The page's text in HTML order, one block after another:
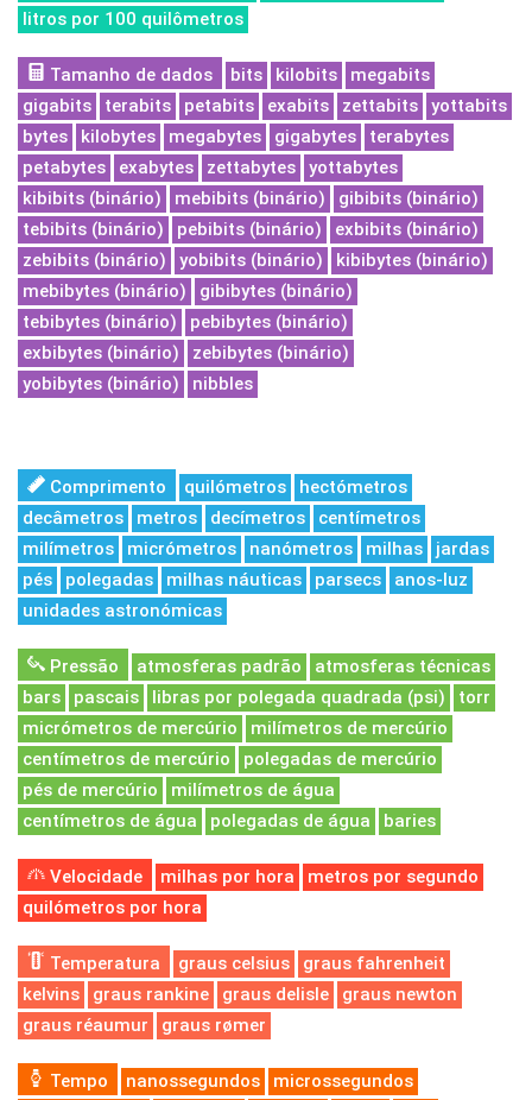
litros por 100 quilômetros
Tamanho de dados bits kilobits
megabits
gigabits
terabits petabits exabits zettabits
yottabits
bytes
kilobytes megabytes gigabytes
terabytes
petabytes
exabytes zettabytes
yottabytes
kibibits (binário)
mebibits (binário)
gibibits (binário)
tebibits (binário)
pebibits (binário)
exbibits (binário)
zebibits (binário)
yobibits (binário)
kibibytes (binário)
mebibytes (binário)
gibibytes (binário)
tebibytes (binário)
pebibytes (binário)
exbibytes (binário)
zebibytes (binário)
yobibytes (binário)
nibbles
Comprimento quilómetros
hectómetros
decâmetros
metros decímetros
centímetros
milímetros
micrómetros nanómetros milhas
jardas
pés
polegadas milhas náuticas parsecs
anos-luz
unidades astronómicas
Pressão atmosferas padrão
atmosferas técnicas
bars
pascais libras por polegada quadrada (psi)
torr
micrómetros de mercúrio
milímetros de mercúrio
centímetros de mercúrio
polegadas de mercúrio
pés de mercúrio
milímetros de água
centímetros de água
polegadas de água baries
Velocidade milhas por hora
metros por segundo
quilómetros por hora
Temperatura graus celsius
graus fahrenheit
kelvins
graus rankine graus delisle
graus newton
graus réaumur
graus rømer
Tempo nanossegundos
microssegundos